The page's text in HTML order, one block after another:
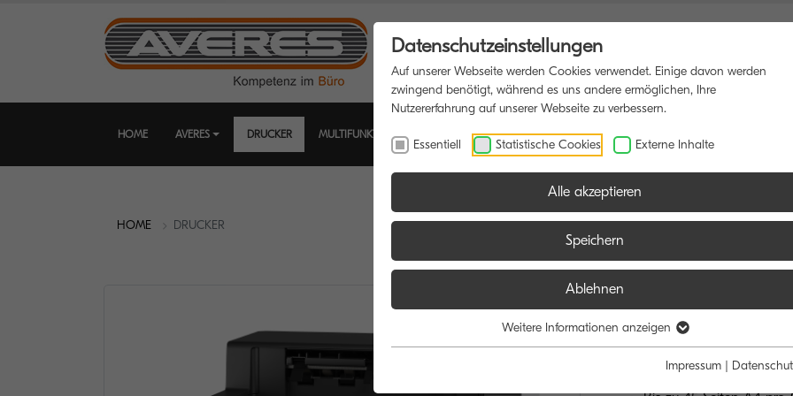
HOME AVERES DRUCKER MULTIFUNKTIONSDRUCKER SOFTWARE BLOG
HOME DRUCKER
ECOSYS
HOHE
Datenschutzeinstellungen
Auf unserer Webseite werden Cookies verwendet. Einige davon werden
zwingend benötigt, während es uns andere ermöglichen, Ihre
Nutzererfahrung auf unserer Webseite zu verbessern.
Essentiell Statistische Cookies Externe Inhalte
Alle akzeptieren
Speichern
Ablehnen
Weitere Informationen anzeigen
Impressum |